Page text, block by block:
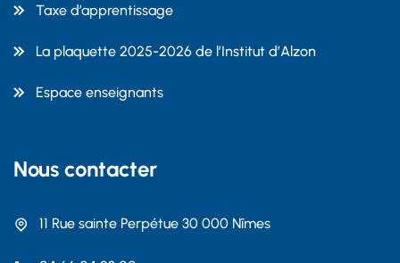
Taxe d’apprentissage
La plaquette 2025-2026 de l’Institut d’Alzon
Espace enseignants
Nous contacter
11 Rue sainte Perpétue 30 000 Nîmes